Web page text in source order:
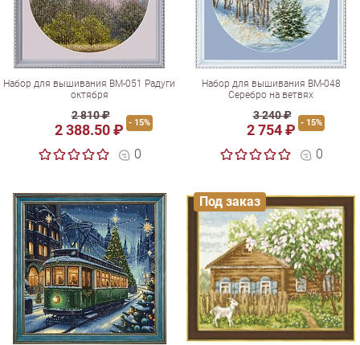
Набор для вышивания ВМ-051 Радуги
октября
2 810 ₽
2 388.50 ₽ - 15%
0
Набор для вышивания ВМ-048
Серебро на ветвях
3 240 ₽
2 754 ₽ - 15%
0
Под заказ